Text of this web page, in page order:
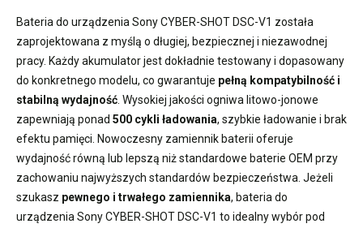
Bateria do urządzenia Sony CYBER-SHOT DSC-V1 została
zaprojektowana z myślą o długiej, bezpiecznej i niezawodnej
pracy. Każdy akumulator jest dokładnie testowany i dopasowany
do konkretnego modelu, co gwarantuje pełną kompatybilność i
stabilną wydajność . Wysokiej jakości ogniwa litowo-jonowe
zapewniają ponad 500 cykli ładowania, szybkie ładowanie i brak
efektu pamięci. Nowoczesny zamiennik baterii oferuje
wydajność równą lub lepszą niż standardowe baterie OEM przy
zachowaniu najwyższych standardów bezpieczeństwa. Jeżeli
szukasz pewnego i trwałego zamiennika, bateria do
urządzenia Sony CYBER-SHOT DSC-V1 to idealny wybór pod